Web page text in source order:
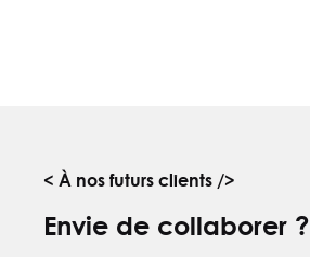
< À nos futurs clients />
Envie de collaborer ?